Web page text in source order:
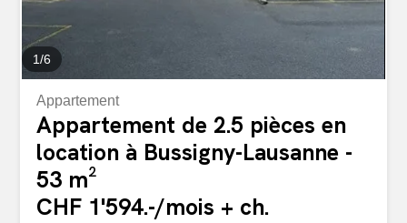
1/6
Appartement
Appartement de 2.5 pièces en
location à Bussigny-Lausanne -
53 m²
CHF 1'594.-/mois + ch.